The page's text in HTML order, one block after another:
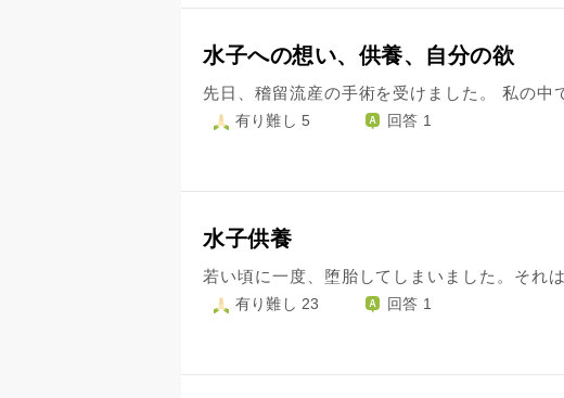
水子への想い、供養、自分の欲
有り難し 5 回答 1
水子供養
有り難し 23 回答 1